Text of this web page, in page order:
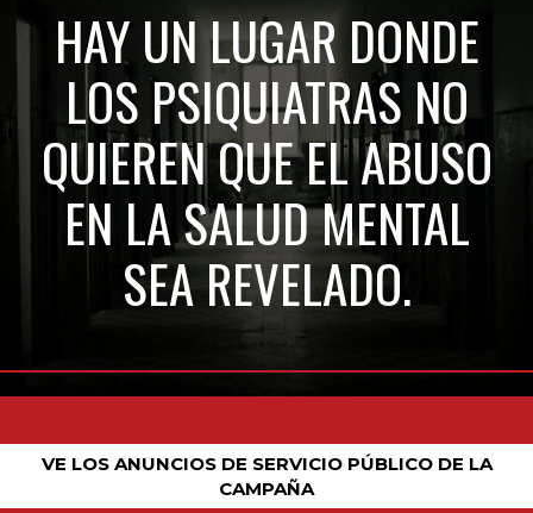
HAY UN LUGAR DONDE
LOS PSIQUIATRAS NO
QUIEREN QUE EL ABUSO
EN LA SALUD MENTAL
SEA REVELADO.
VE LOS ANUNCIOS DE SERVICIO PÚBLICO DE LA
CAMPAÑA